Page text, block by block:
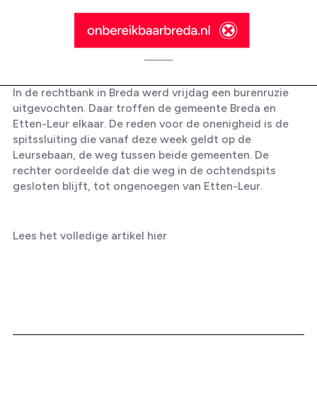
Omroep Brabant: Spitssluiting
tussen Etten-Leur en Breda mag
In de rechtbank in Breda werd vrijdag een burenruzie
uitgevochten. Daar troffen de gemeente Breda en
Etten-Leur elkaar. De reden voor de onenigheid is de
spitssluiting die vanaf deze week geldt op de
Leursebaan, de weg tussen beide gemeenten. De
rechter oordeelde dat die weg in de ochtendspits
gesloten blijft, tot ongenoegen van Etten-Leur.
Lees het volledige artikel hier